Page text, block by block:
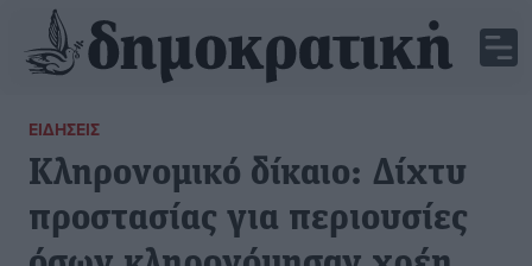
ΕΙΔΉΣΕΙΣ
Κληρονομικό δίκαιο: Δίχτυ
προστασίας για περιουσίες